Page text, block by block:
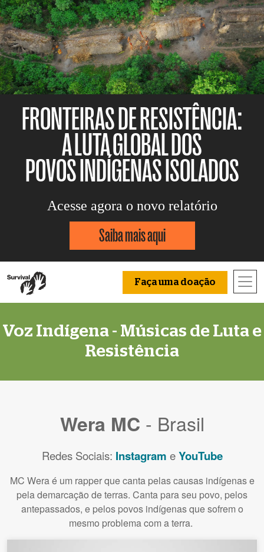
FRONTEIRAS DE RESISTÊNCIA:
A LUTA GLOBAL DOS
POVOS INDÍGENAS ISOLADOS
Acesse agora o novo relatório
Saiba mais aqui
Faça uma doação
Voz Indígena - Músicas de Luta e
Resistência
Wera MC - Brasil
Redes Sociais: Instagram eYouTube
MC Wera é um rapper que canta pelas causas indígenas e
pela demarcação de terras. Canta para seu povo, pelos
antepassados, e pelos povos indígenas que sofrem o
mesmo problema com a terra.